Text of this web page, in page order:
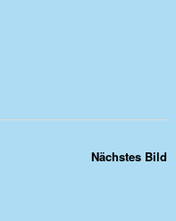
Nächstes Bild